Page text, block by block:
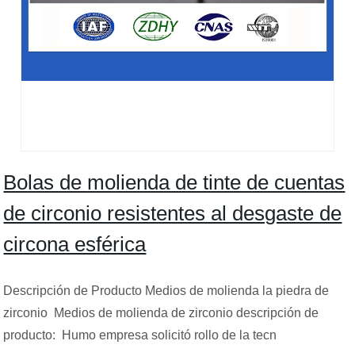
Bolas de molienda de tinte de cuentas
de circonio resistentes al desgaste de
circona esférica
Descripción de Producto Medios de molienda la piedra de
zirconio Medios de molienda de zirconio descripción de
producto: Humo empresa solicitó rollo de la tecn